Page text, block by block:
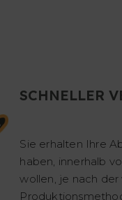
SCHNELLER
Sie erhalten Ihre
haben, innerhalb
wollen, je nach